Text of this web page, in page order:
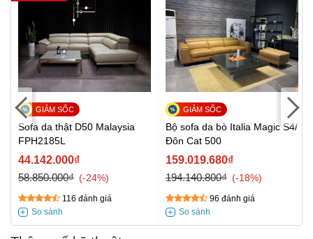
Sofa da thật D50 Malaysia
FPH2185L
44.142.000₫
58.850.000₫
-24%
116 đánh giá
Bộ sofa da bò Italia Magic S4/
Đôn Cat 500
159.019.680₫
194.140.800₫
-18%
96 đánh giá